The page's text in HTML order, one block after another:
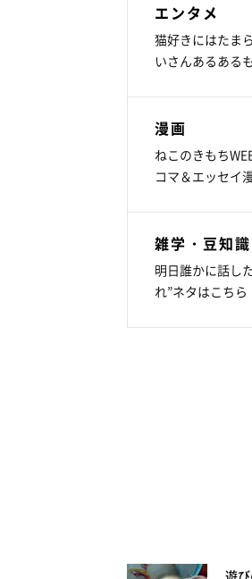
エンタメ
猫好きにはたま
いさんあるあるも
漫画
ねこのきもち
コマ＆エッセイ
雑学・豆知識
明日誰かに話し
れ”ネタはこちら
遊